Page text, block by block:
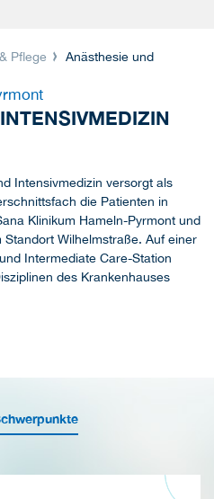
Pflege
Anästhesie und
Intensivmedizin versorgt als
die Patienten in
Klinikum Hameln-Pyrmont und
Wilhelmstraße. Auf einer
Intermediate Care-Station
des Krankenhauses